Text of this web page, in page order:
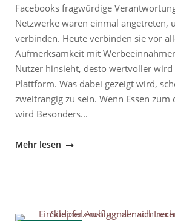
Facebooks fragwürdige
Netzwerke waren einmal angetreten,
verbinden. Heute verbinden sie vor
Aufmerksamkeit mit
Nutzer hinsieht, desto wertvoller
Plattform. Was dabei gezeigt wird,
zweitrangig zu sein. Wenn Essen zum
wird Besonders...
"Wenn
Mehr lesen
Open post